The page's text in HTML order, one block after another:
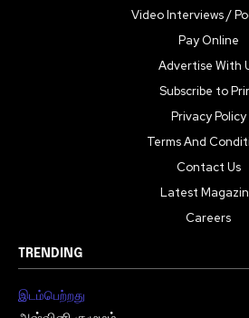
Video Interviews /
Pay Online
Advertise With
Subscribe to
Privacy Policy
Terms And
Contact Us
Latest
Careers
TRENDING
இடம்பெற்றது